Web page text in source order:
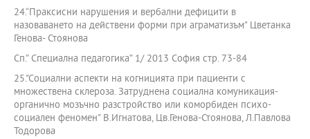
24.“Праксисни нарушения и вербални дефицити в
назоваването на действени форми при аграматизъм" Цветанка
Генова- Стоянова
Сп.” Специална педагогика” 1/ 2013 София стр. 73-84
25."Социални аспекти на когницията при пациенти с
множествена склероза. Затруднена социална комуникация-
органично мозъчно разстройство или коморбиден психо-
социален феномен" В.Игнатова, Цв.Генова-Стоянова, Л.Павлова
Тодорова